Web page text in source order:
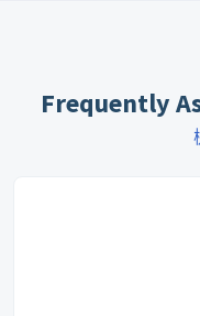
Frequently